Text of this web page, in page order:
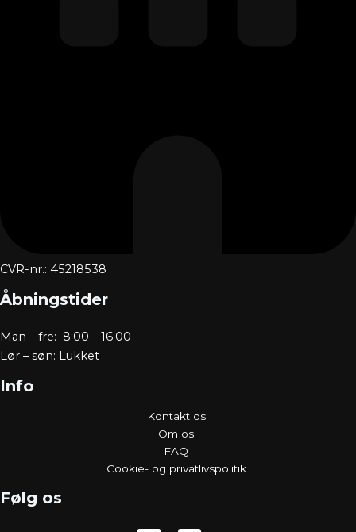
CVR-nr.: 45218538
Åbningstider
Man – fre: 8:00 – 16:00
Lør – søn: Lukket
Info
Kontakt os
Om os
FAQ
Cookie- og privatlivspolitik
Følg os